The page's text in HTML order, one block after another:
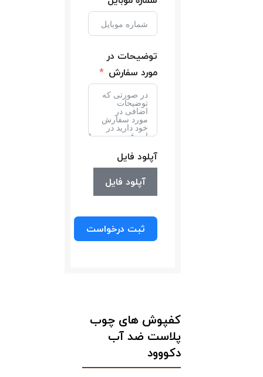
توضیحات در
مورد سفارش
آپلود فایل
آپلود فایل
ثبت درخواست
کفپوش های چوب
پلاست ضد آب
دکووود